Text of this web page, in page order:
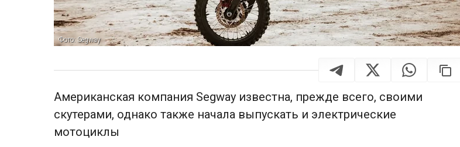
Фото: Segway
Американская компания Segway известна, прежде всего, своими
скутерами, однако также начала выпускать и электрические
мотоциклы